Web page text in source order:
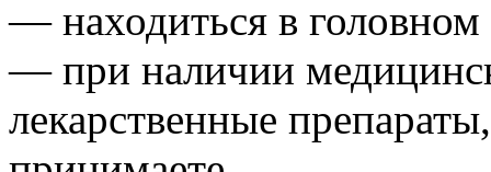
— находиться в головном
— при наличии
лекарственные